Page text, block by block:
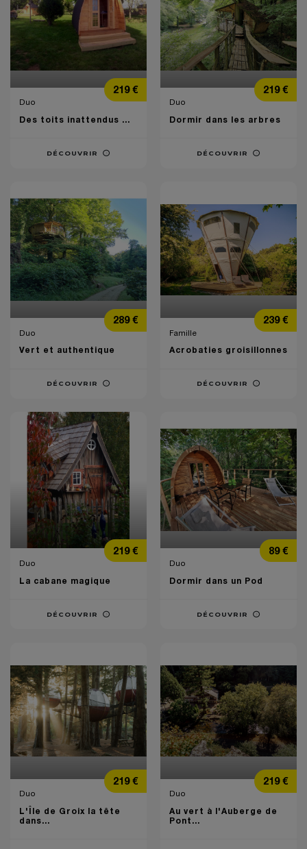
Prix219 €
Duo
Des toits inattendus ...
DÉCOUVRIR
Prix219 €
Duo
Dormir dans les arbres
DÉCOUVRIR
Prix289 €
Duo
Vert et authentique
DÉCOUVRIR
Prix239 €
Famille
Acrobaties groisillonnes
DÉCOUVRIR
Prix219 €
Duo
La cabane magique
DÉCOUVRIR
Prix89 €
Duo
Dormir dans un Pod
DÉCOUVRIR
Prix219 €
Duo
L'Île de Groix la tête
dans...
Prix219 €
Duo
Au vert à l'Auberge de
Pont...